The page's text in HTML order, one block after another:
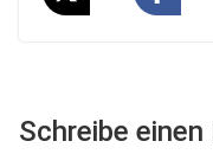
Schreibe